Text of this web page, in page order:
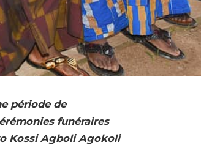
période de
funéraires
Kossi Agboli Agokoli